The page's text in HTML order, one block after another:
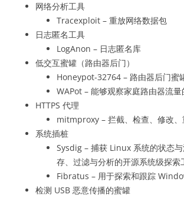
网络分析工具
Tracexploit – 重放网络数据包
日志匿名工具
LogAnon – 日志匿名库
低交互蜜罐（路由器后门）
Honeypot-32764 – 路由器后门蜜
WAPot – 能够观察家庭路由器流
HTTPS 代理
mitmproxy – 拦截、检查、修改、
系统插桩
Sysdig – 捕获 Linux 系统的状态
存、过滤与分析的开源系统级探索
Fibratus – 用于探索和跟踪
检测 USB 恶意传播的蜜罐